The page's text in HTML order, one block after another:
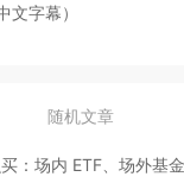
字幕）
随机文章